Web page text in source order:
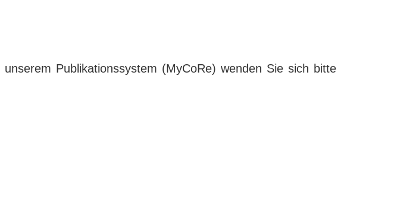
Publikationssystem (MyCoRe) wenden Sie sich bitte